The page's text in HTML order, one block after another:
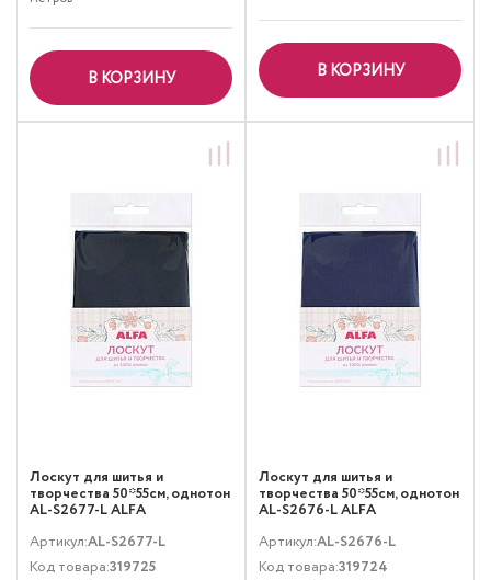
В КОРЗИНУ В КОРЗИНУ
Лоскут для шитья и
творчества 50*55см, однотон
AL-S2677-L ALFA
Артикул:AL-S2677-L
Код товара:319725
Лоскут для шитья и
творчества 50*55см, однотон
AL-S2676-L ALFA
Артикул:AL-S2676-L
Код товара:319724